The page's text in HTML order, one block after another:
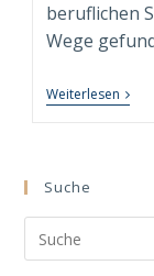
beruflichen
Wege
Weiterlesen 8
Wege
Und
Suche
Search
this